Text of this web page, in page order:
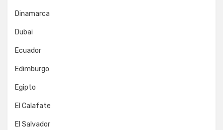
Dinamarca
Dubai
Ecuador
Edimburgo
Egipto
El Calafate
El Salvador